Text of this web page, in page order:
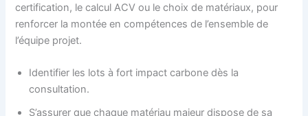
certification, le calcul ACV ou le choix de matériaux, pour
renforcer la montée en compétences de l’ensemble de
l’équipe projet.
Identifier les lots à fort impact carbone dès la
consultation.
S’assurer que chaque matériau majeur dispose de sa